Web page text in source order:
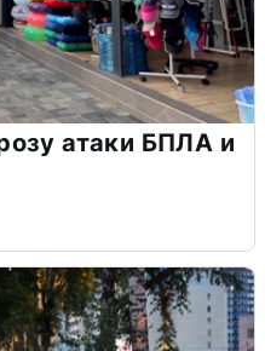
атаки БПЛА и